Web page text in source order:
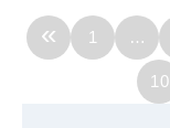
« 1 …
10